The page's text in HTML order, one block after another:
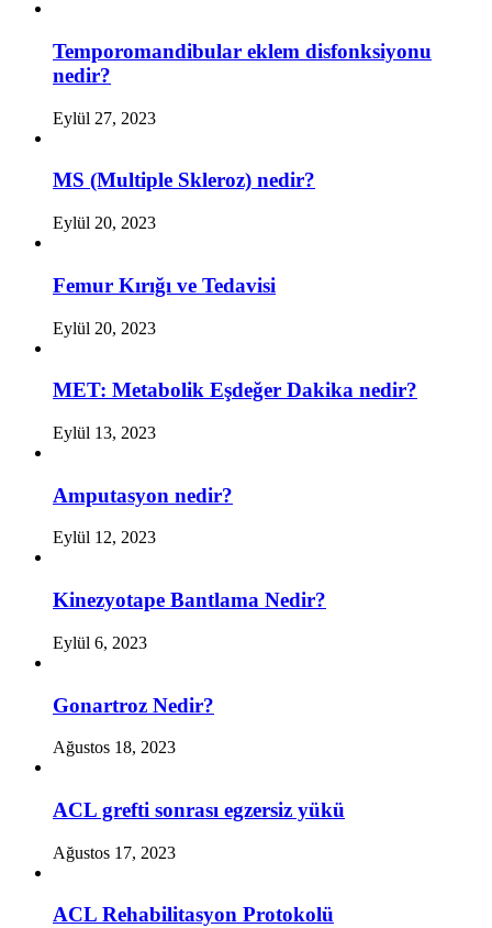
Temporomandibular eklem disfonksiyonu
nedir?
Eylül 27, 2023
MS (Multiple Skleroz) nedir?
Eylül 20, 2023
Femur Kırığı ve Tedavisi
Eylül 20, 2023
MET: Metabolik Eşdeğer Dakika nedir?
Eylül 13, 2023
Amputasyon nedir?
Eylül 12, 2023
Kinezyotape Bantlama Nedir?
Eylül 6, 2023
Gonartroz Nedir?
Ağustos 18, 2023
ACL grefti sonrası egzersiz yükü
Ağustos 17, 2023
ACL Rehabilitasyon Protokolü